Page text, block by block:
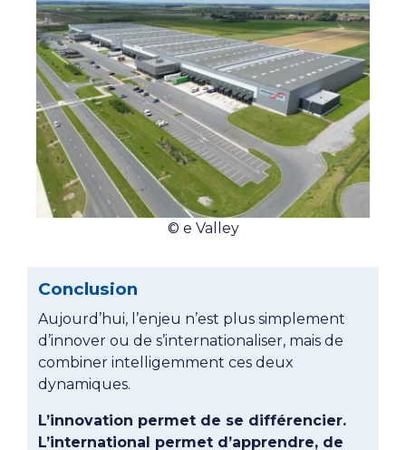
© e Valley
Conclusion
Aujourd’hui, l’enjeu n’est plus simplement
d’innover ou de s’internationaliser, mais de
combiner intelligemment ces deux
dynamiques.
L’innovation permet de se différencier.
L’international permet d’apprendre, de